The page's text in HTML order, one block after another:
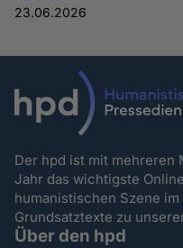
23.06.2026
Der hpd ist mit mehreren
Jahr das wichtigste
humanistischen Szene
Grundsatztexte zu
Über den hpd